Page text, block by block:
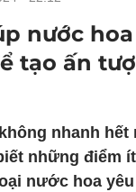
nước
tạo ấn
nhanh hết
những điểm
nước hoa